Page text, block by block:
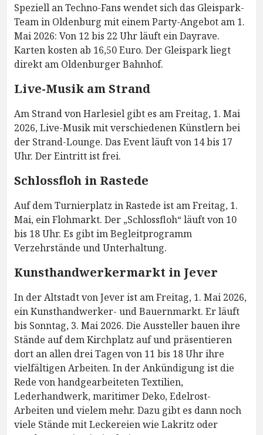
Speziell an Techno-Fans wendet sich das Gleispark-
Team in Oldenburg mit einem Party-Angebot am 1.
Mai 2026: Von 12 bis 22 Uhr läuft ein Dayrave.
Karten kosten ab 16,50 Euro. Der Gleispark liegt
direkt am Oldenburger Bahnhof.
Live-Musik am Strand
Am Strand von Harlesiel gibt es am Freitag, 1. Mai
2026, Live-Musik mit verschiedenen Künstlern bei
der Strand-Lounge. Das Event läuft von 14 bis 17
Uhr. Der Eintritt ist frei.
Schlossfloh in Rastede
Auf dem Turnierplatz in Rastede ist am Freitag, 1.
Mai, ein Flohmarkt. Der „Schlossfloh“ läuft von 10
bis 18 Uhr. Es gibt im Begleitprogramm
Verzehrstände und Unterhaltung.
Kunsthandwerkermarkt in Jever
In der Altstadt von Jever ist am Freitag, 1. Mai 2026,
ein Kunsthandwerker- und Bauernmarkt. Er läuft
bis Sonntag, 3. Mai 2026. Die Aussteller bauen ihre
Stände auf dem Kirchplatz auf und präsentieren
dort an allen drei Tagen von 11 bis 18 Uhr ihre
vielfältigen Arbeiten. In der Ankündigung ist die
Rede von handgearbeiteten Textilien,
Lederhandwerk, maritimer Deko, Edelrost-
Arbeiten und vielem mehr. Dazu gibt es dann noch
viele Stände mit Leckereien wie Lakritz oder